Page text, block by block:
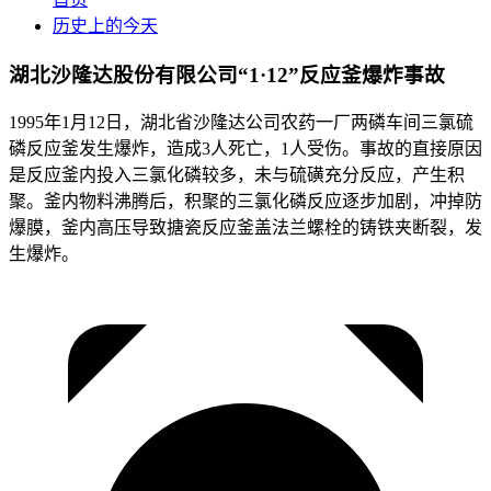
历史上的今天
湖北沙隆达股份有限公司“1·12”反应釜爆炸事故
1995年1月12日，湖北省沙隆达公司农药一厂两磷车间三氯硫
磷反应釜发生爆炸，造成3人死亡，1人受伤。事故的直接原因
是反应釜内投入三氯化磷较多，未与硫磺充分反应，产生积
聚。釜内物料沸腾后，积聚的三氯化磷反应逐步加剧，冲掉防
爆膜，釜内高压导致搪瓷反应釜盖法兰螺栓的铸铁夹断裂，发
生爆炸。